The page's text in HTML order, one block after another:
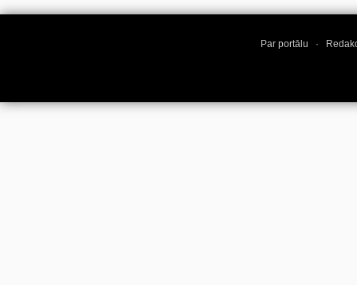
Par portālu ·